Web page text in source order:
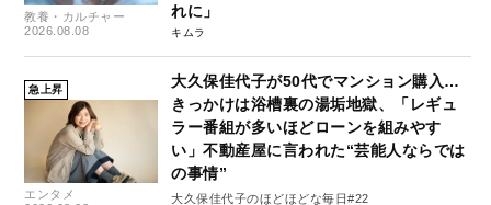
教養・カルチャー
2026.08.08
れに」
キムラ
急上昇
エンタメ
大久保佳代子が50代でマンション購入…
きっかけは浴槽裏の湯垢地獄、「レギュ
ラー番組が多いほどローンを組みやす
い」不動産屋に言われた“芸能人ならでは
の事情”
大久保佳代子のほどほどな毎日#22